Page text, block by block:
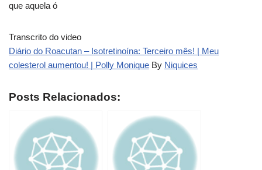
que aquela ó
Transcrito do video
Diário do Roacutan – Isotretinoína: Terceiro mês! | Meu
colesterol aumentou! | Polly Monique By Niquices
Posts Relacionados: